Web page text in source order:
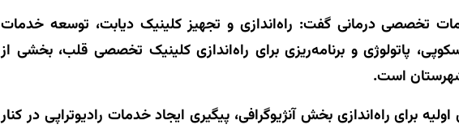
تخصصی درمانی گفت: راه‌اندازی و تجهیز کلینیک دیابت، توسعه خدمات
پاتولوژی و برنامه‌ریزی برای راه‌اندازی کلینیک تخصصی قلب، بخشی از
شهرستان است.
برای راه‌اندازی بخش آنژیوگرافی، پیگیری ایجاد خدمات رادیوتراپی در کنار